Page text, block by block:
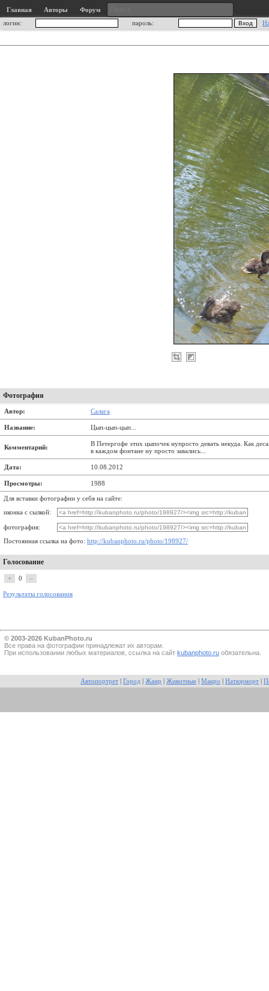
Главная Авторы
Форум
логин:
пароль:
Фотография
Автор: Салага
Название: Цып-цып-цып...
Комментарий:
В Петергофе этих цыпочек нупросто девать некуда. Как
в каждом фонтане ну просто завались...
Дата: 10.08.2012
Просмотры: 1988
Для вставки фотографии у себя на сайте:
иконка с сылкой:
фотография:
Постоянная ссылка на фото: http://kubanphoto.ru/photo/198927/
Голосование
+ 0 –
Результаты голосования
© 2003-2026 KubanPhoto.ru
Все прaва на фотографии принадлежат их авторам.
При использовании любых материалов, ссылка на сайт kubanphoto.ru обязательна.
Автопортрет Город Жанр Животные Макро Натюрморт